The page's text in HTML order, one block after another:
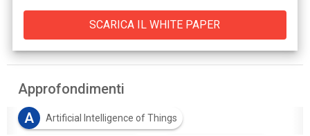
Approfondimenti
A
Artificial Intelligence of Things